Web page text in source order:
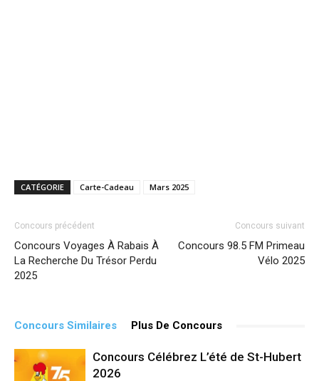
CATÉGORIE Carte-Cadeau Mars 2025
Concours précédent
Concours Voyages À Rabais À
La Recherche Du Trésor Perdu
2025
Concours suivant
Concours 98.5 FM Primeau
Vélo 2025
Concours Similaires Plus De Concours
Concours Célébrez L’été de St-Hubert
2026